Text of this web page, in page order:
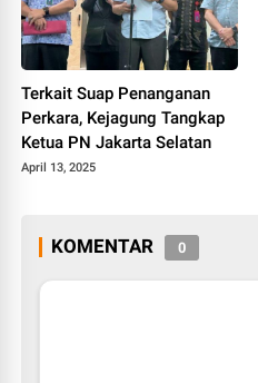
Terkait Suap Penanganan
Perkara, Kejagung Tangkap
Ketua PN Jakarta Selatan
April 13, 2025
KOMENTAR 0